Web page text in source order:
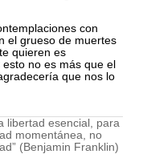
con
el grueso de muertes
quieren es
no es más que el
que nos lo
libertad esencial, para
momentánea, no
(Benjamin Franklin)